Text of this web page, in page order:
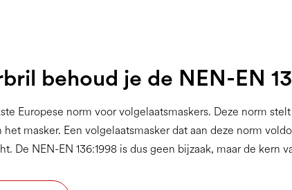
behoud je de NEN-EN
Europese norm voor volgelaatsmaskers. Deze norm
masker. Een volgelaatsmasker dat aan deze norm
De NEN-EN 136:1998 is dus geen bijzaak, maar de kern